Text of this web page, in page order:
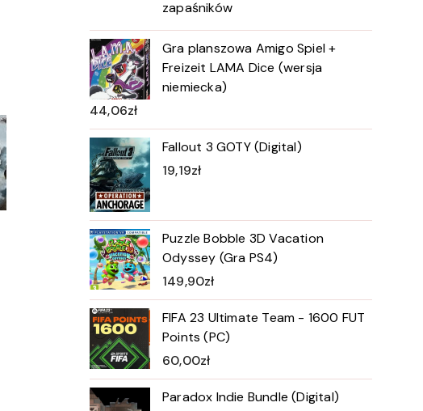
zapaśników
Gra planszowa Amigo Spiel +
Freizeit LAMA Dice (wersja
niemiecka)
44,06zł
Fallout 3 GOTY (Digital)
19,19zł
Puzzle Bobble 3D Vacation
Odyssey (Gra PS4)
149,90zł
FIFA 23 Ultimate Team - 1600 FUT
Points (PC)
60,00zł
Paradox Indie Bundle (Digital)